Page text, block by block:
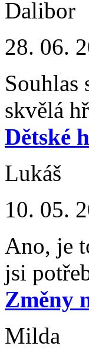
Dalibor
28. 06.
Souhlas
skvělá
Dětské
Lukáš
10. 05.
Ano, je
jsi
Změny
Milda